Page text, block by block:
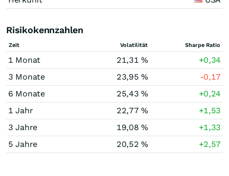
Risikokennzahlen
Zeit Volatilität Sharpe Ratio
1 Monat 21,31 %
+0,34
3 Monate
23,95 %
-0,17
6 Monate
25,43 %
+0,24
1 Jahr
22,77 %
+1,53
3 Jahre
19,08 %
+1,33
5 Jahre
20,52 % +2,57